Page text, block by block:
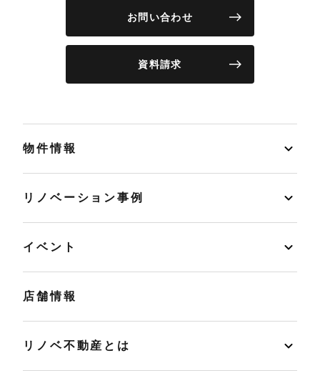
お問い合わせ
資料請求
物件情報
リノベーション事例
イベント
店舗情報
リノベ不動産とは